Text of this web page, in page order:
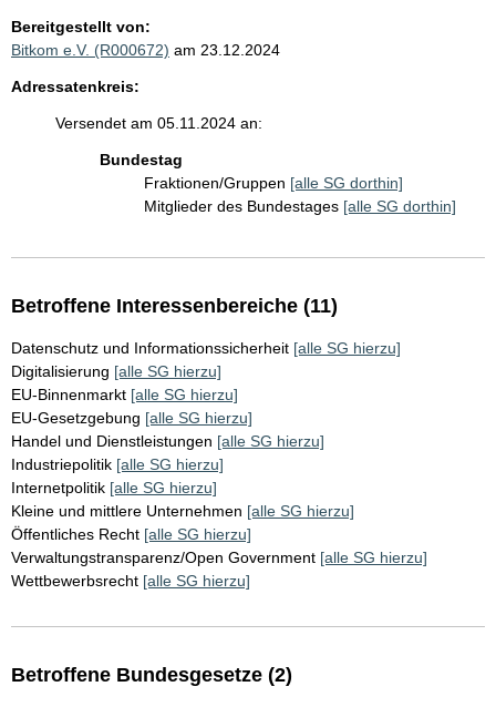
Bereitgestellt von:
Bitkom e.V. (R000672) am 23.12.2024
Adressatenkreis:
Versendet am 05.11.2024 an:
Bundestag
Fraktionen/Gruppen [alle SG dorthin]
Mitglieder des Bundestages [alle SG dorthin]
Betroffene Interessenbereiche (11)
Datenschutz und Informationssicherheit [alle SG hierzu]
Digitalisierung [alle SG hierzu]
EU-Binnenmarkt [alle SG hierzu]
EU-Gesetzgebung [alle SG hierzu]
Handel und Dienstleistungen [alle SG hierzu]
Industriepolitik [alle SG hierzu]
Internetpolitik [alle SG hierzu]
Kleine und mittlere Unternehmen [alle SG hierzu]
Öffentliches Recht [alle SG hierzu]
Verwaltungstransparenz/Open Government [alle SG hierzu]
Wettbewerbsrecht [alle SG hierzu]
Betroffene Bundesgesetze (2)